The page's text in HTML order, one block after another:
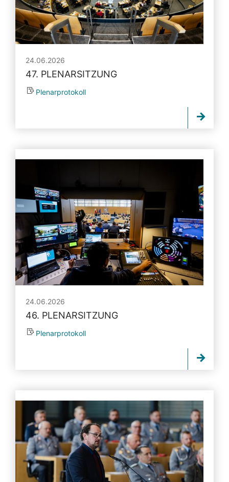
24.06.2026
47. PLENARSITZUNG
Plenarprotokoll
24.06.2026
46. PLENARSITZUNG
Plenarprotokoll